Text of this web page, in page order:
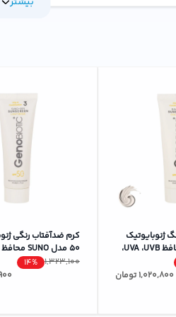
تجربه‌ی استفاده از آن را لذت‌بخش
یک مرطوب‌کننده‌ی قوی نیز عمل
ایده‌آل محسوب می‌شود.
ژنوبایوتیک
SPF50 مدل 01 محافظ UVA ،UVB،
و چرب،
1,020,800تومان
1,323,100
14%